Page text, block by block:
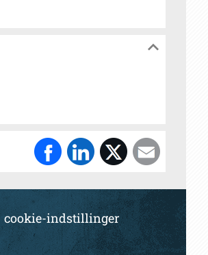
cookie-indstillinger